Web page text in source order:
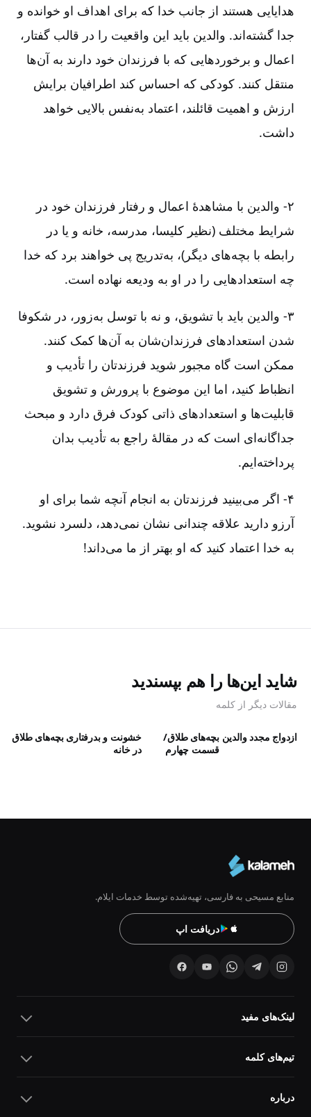
هدایایی هستند از جانب خدا که برای اهداف او خوانده و
جدا گشته‌اند. والدین باید این واقعیت را در قالب گفتار،
اعمال و برخوردهایی که با فرزندان خود دارند به آن‌ها
منتقل کنند. کودکی که احساس کند اطرافیان برایش
ارزش و اهمیت قائلند، اعتماد به‌نفس بالایی خواهد
داشت.
۲- والدین با مشاهدۀ اعمال و رفتار فرزندان خود در
شرایط مختلف (نظیر کلیسا، مدرسه، خانه و یا در
رابطه با بچه‌های دیگر)، به‌تدریج پی خواهند برد که خدا
چه استعدادهایی را در او به ودیعه نهاده است.
۳- والدین باید با تشویق، و نه با توسل به‌زور، در شکوفا
شدن استعدادهای فرزندان‌شان به آن‌ها کمک کنند.
ممکن است گاه مجبور شوید فرزندتان را تأدیب و
انظباط کنید، اما این موضوع با پرورش و تشویق
قابلیت‌ها و استعدادهای ذاتی کودک فرق دارد و مبحث
جداگانه‌ای است که در مقالۀ راجع به تأدیب بدان
پرداخته‌ایم.
۴- اگر می‌بینید فرزندتان به انجام آنچه شما برای او
آرزو دارید علاقه چندانی نشان نمی‌دهد، دلسرد نشوید.
به خدا اعتماد کنید که او بهتر از ما می‌داند!
شاید این‌ها را هم بپسندید
مقالات دیگر از کلمه
ازدواج مجدد والدین بچه‌‌های طلاق/
قسمت چهارم
خشونت و بدرفتاری
در خانه
بچه‌های طلاق
منابع مسیحی به فارسی، تهیه‌شده توسط خدمات ایلام.
دریافت اپ
لینک‌های مفید
تیم‌های کلمه
درباره